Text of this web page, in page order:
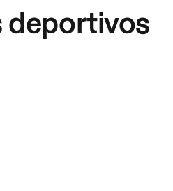
deportivos